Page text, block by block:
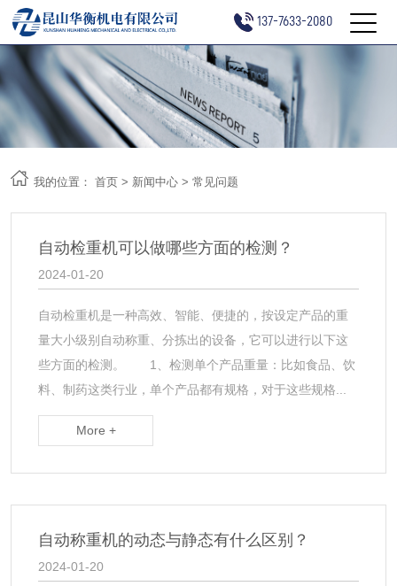
137-7633-2080
我的位置：首页 > 新闻中心 >常见问题
自动检重机可以做哪些方面的检测？
2024-01-20
自动检重机是一种高效、智能、便捷的，按设定产品的重
量大小级别自动称重、分拣出的设备，它可以进行以下这
些方面的检测。 1、检测单个产品重量：比如食品、饮
料、制药这类行业，单个产品都有规格，对于这些规格...
More +
自动称重机的动态与静态有什么区别？
2024-01-20